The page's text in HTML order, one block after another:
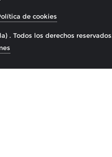
de cookies
. Todos los derechos